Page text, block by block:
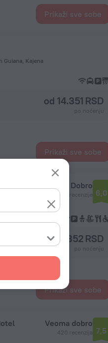
Prikaži sve sobe
Guiana, Kajena
od 14.351 RSD
Prikaži sve sobe
Dobro
34 recenzije 6,0
od 13.352 RSD
Prikaži sve sobe
Veoma dobro
420 recenzija 7,5